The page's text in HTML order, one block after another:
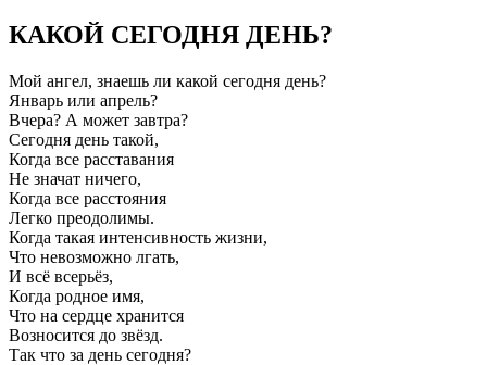
КАКОЙ СЕГОДНЯ ДЕНЬ?
Мой ангел, знаешь ли какой сегодня день?
Январь или апрель?
Вчера? А может завтра?
Сегодня день такой,
Когда все расставания
Не значат ничего,
Когда все расстояния
Легко преодолимы.
Когда такая интенсивность жизни,
Что невозможно лгать,
И всё всерьёз,
Когда родное имя,
Что на сердце хранится
Возносится до звёзд.
Так что за день сегодня?